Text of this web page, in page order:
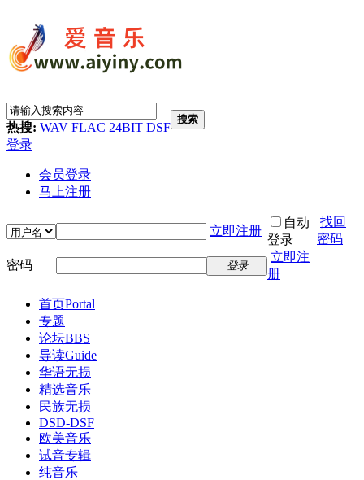
热搜: WAV FLAC 24BIT DSF
搜索
登录
会员登录
马上注册
立即注册
自动
登录
找回
密码
密码
登录
立即注
册
首页Portal
专题
论坛BBS
导读Guide
华语无损
精选音乐
民族无损
DSD-DSF
欧美音乐
试音专辑
纯音乐